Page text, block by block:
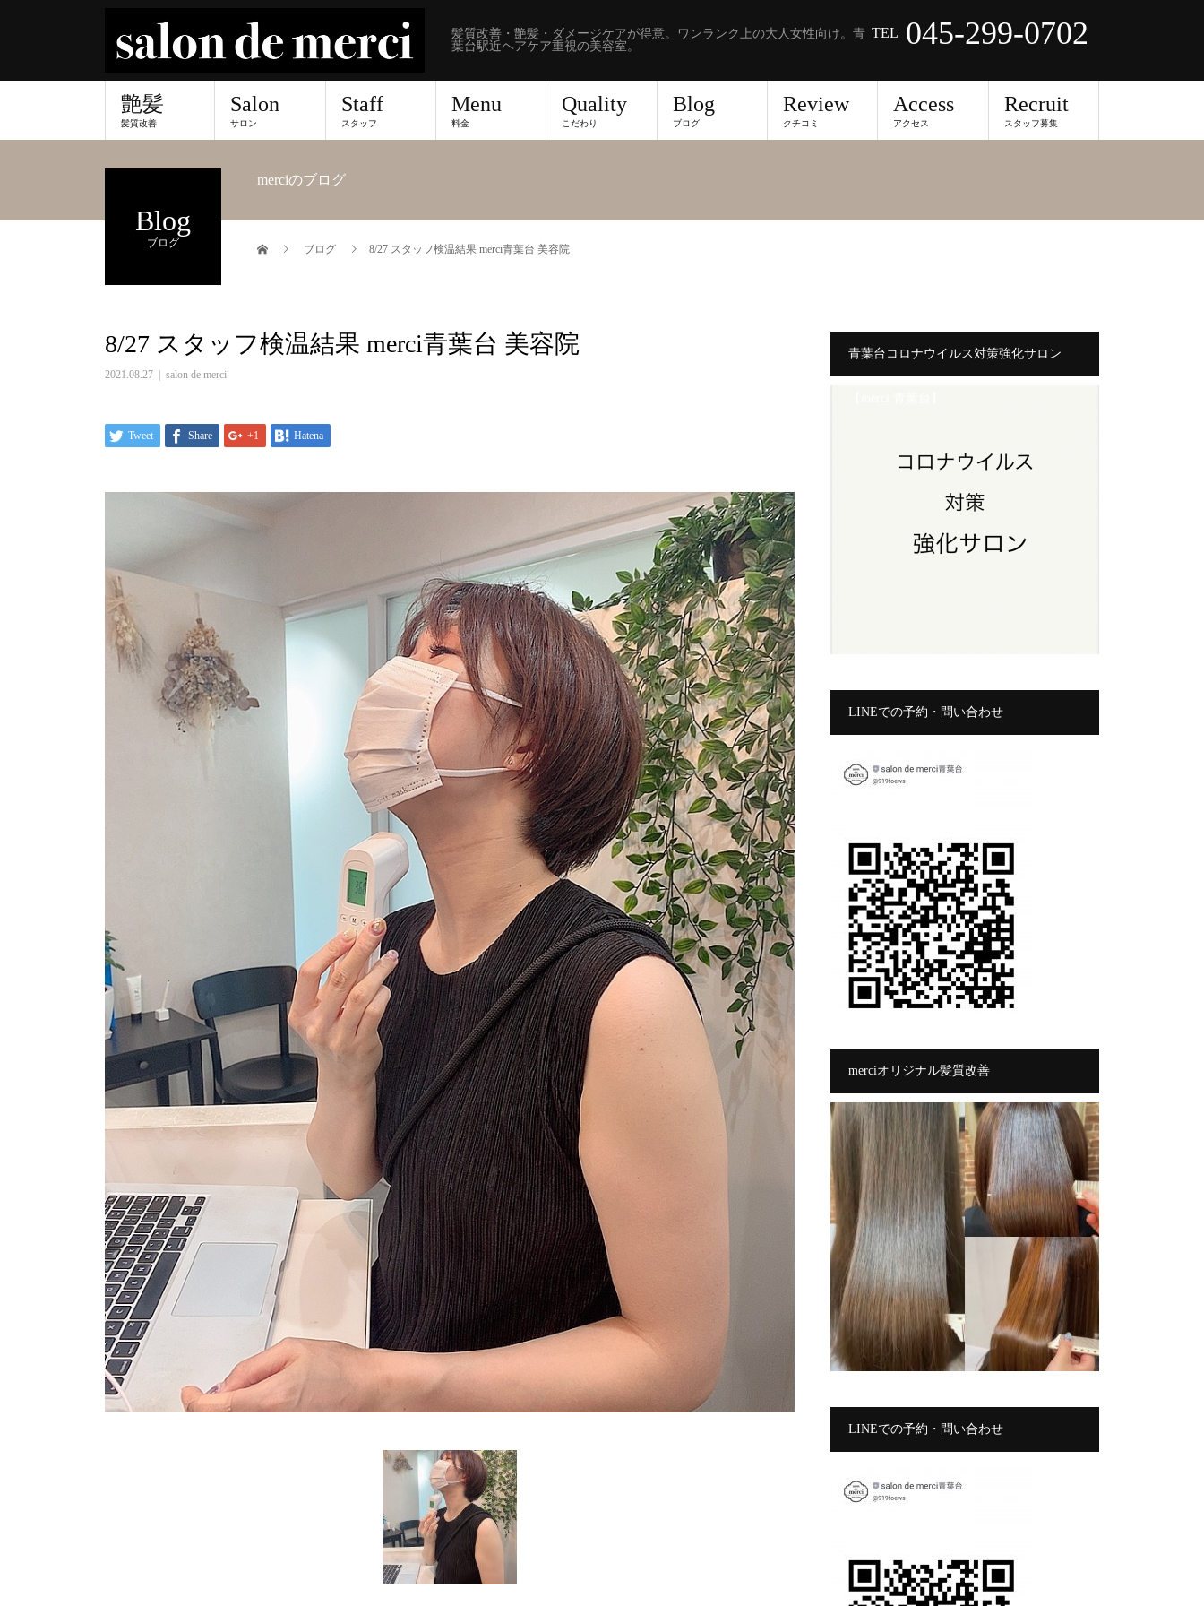
髪質改善・艶髪・ダメージケアが得意。ワンランク上の大人女性向け。青
葉台駅近ヘアケア重視の美容室。
TEL 045-299-0702
艶髪
髪質改善
Salon
サロン
Staff
スタッフ
Menu
料金
Quality
こだわり
Blog
ブログ
Review
クチコミ
Access
アクセス
Recruit
スタッフ募集
Blog
ブログ
merciのブログ
ブログ 8/27 スタッフ検温結果 merci青葉台 美容院
8/27 スタッフ検温結果 merci青葉台 美容院
2021.08.27 salon de merci
Tweet Share +1 Hatena
青葉台コロナウイルス対策強化サロン
LINEでの予約・問い合わせ
merciオリジナル髪質改善
LINEでの予約・問い合わせ